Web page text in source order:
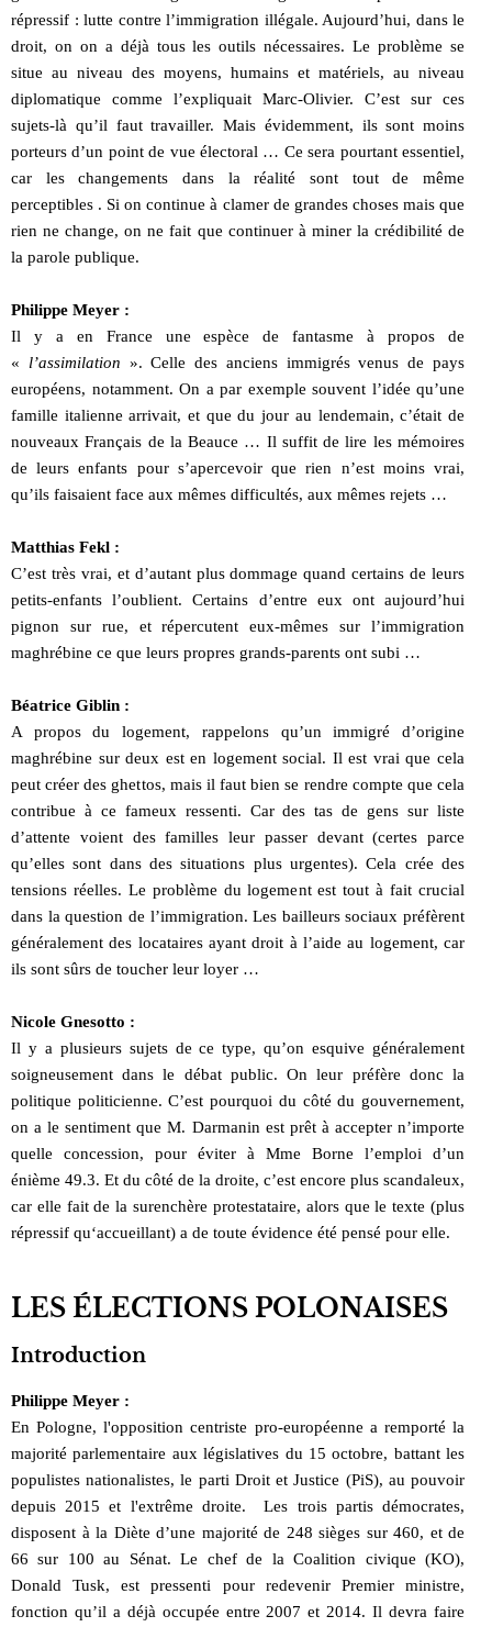
répressif : lutte contre l’immigration illégale. Aujourd’hui, dans le
droit, on on a déjà tous les outils nécessaires. Le problème se
situe au niveau des moyens, humains et matériels, au niveau
diplomatique comme l’expliquait Marc-Olivier. C’est sur ces
sujets-là qu’il faut travailler. Mais évidemment, ils sont moins
porteurs d’un point de vue électoral … Ce sera pourtant essentiel,
car les changements dans la réalité sont tout de même
perceptibles . Si on continue à clamer de grandes choses mais que
rien ne change, on ne fait que continuer à miner la crédibilité de
la parole publique.
Philippe Meyer :
Il y a en France une espèce de fantasme à propos de
« l’assimilation ». Celle des anciens immigrés venus de pays
européens, notamment. On a par exemple souvent l’idée qu’une
famille italienne arrivait, et que du jour au lendemain, c’était de
nouveaux Français de la Beauce … Il suffit de lire les mémoires
de leurs enfants pour s’apercevoir que rien n’est moins vrai,
qu’ils faisaient face aux mêmes difficultés, aux mêmes rejets …
Matthias Fekl :
C’est très vrai, et d’autant plus dommage quand certains de leurs
petits-enfants l’oublient. Certains d’entre eux ont aujourd’hui
pignon sur rue, et répercutent eux-mêmes sur l’immigration
maghrébine ce que leurs propres grands-parents ont subi …
Béatrice Giblin :
A propos du logement, rappelons qu’un immigré d’origine
maghrébine sur deux est en logement social. Il est vrai que cela
peut créer des ghettos, mais il faut bien se rendre compte que cela
contribue à ce fameux ressenti. Car des tas de gens sur liste
d’attente voient des familles leur passer devant (certes parce
qu’elles sont dans des situations plus urgentes). Cela crée des
tensions réelles. Le problème du logement est tout à fait crucial
dans la question de l’immigration. Les bailleurs sociaux préfèrent
généralement des locataires ayant droit à l’aide au logement, car
ils sont sûrs de toucher leur loyer …
Nicole Gnesotto :
Il y a plusieurs sujets de ce type, qu’on esquive généralement
soigneusement dans le débat public. On leur préfère donc la
politique politicienne. C’est pourquoi du côté du gouvernement,
on a le sentiment que M. Darmanin est prêt à accepter n’importe
quelle concession, pour éviter à Mme Borne l’emploi d’un
énième 49.3. Et du côté de la droite, c’est encore plus scandaleux,
car elle fait de la surenchère protestataire, alors que le texte (plus
répressif qu‘accueillant) a de toute évidence été pensé pour elle.
LES ÉLECTIONS POLONAISES
Introduction
Philippe Meyer :
En Pologne, l'opposition centriste pro-européenne a remporté la
majorité parlementaire aux législatives du 15 octobre, battant les
populistes nationalistes, le parti Droit et Justice (PiS), au pouvoir
depuis 2015 et l'extrême droite. Les trois partis démocrates,
disposent à la Diète d’une majorité de 248 sièges sur 460, et de
66 sur 100 au Sénat. Le chef de la Coalition civique (KO),
Donald Tusk, est pressenti pour redevenir Premier ministre,
fonction qu’il a déjà occupée entre 2007 et 2014. Il devra faire